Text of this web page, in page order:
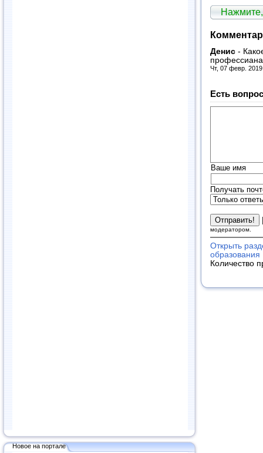
Новое на портале
Денис -
Чт, 07 февр.
Есть
Ваше имя
Получать
модератором.
Открыть
образования
Количество